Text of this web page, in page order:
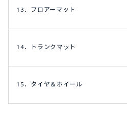
13．フロアーマット
14．トランクマット
15．タイヤ＆ホイール